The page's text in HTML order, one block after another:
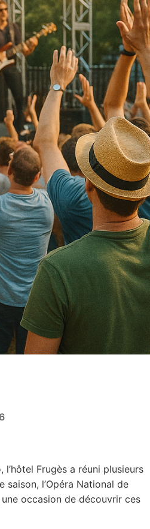
Frugès a réuni plusieurs
l’Opéra National de
occasion de découvrir ces